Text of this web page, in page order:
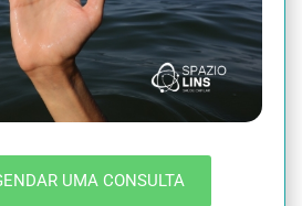
UMA CONSULTA